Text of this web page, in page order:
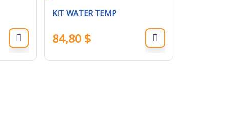
KIT WATER TEMP
84,80 $